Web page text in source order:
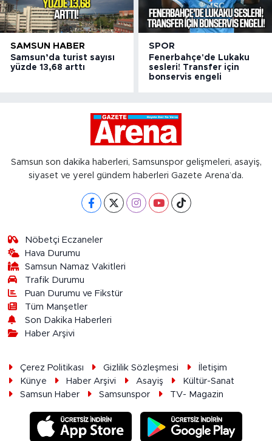
SAMSUN HABER
Samsun’da turist sayısı
yüzde 13,68 arttı
SPOR
Fenerbahçe'de Lukaku
sesleri! Transfer için
bonservis engeli
Samsun son dakika haberleri, Samsunspor gelişmeleri, asayiş,
siyaset ve yerel gündem haberleri Gazete Arena’da.
Nöbetçi Eczaneler
Hava Durumu
Samsun Namaz Vakitleri
Trafik Durumu
Puan Durumu ve Fikstür
Tüm Manşetler
Son Dakika Haberleri
Haber Arşivi
Çerez Politikası Gizlilik Sözleşmesi
İletişim
Künye
Haber Arşivi Asayiş
Kültür-Sanat
Samsun Haber
Samsunspor TV- Magazin